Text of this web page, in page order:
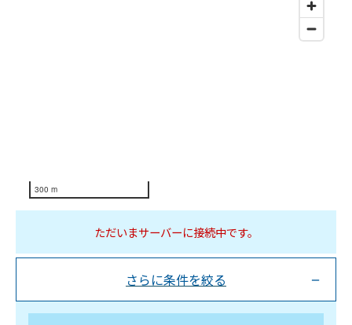
300 m
ただいまサーバーに接続中です。
さらに条件を絞る